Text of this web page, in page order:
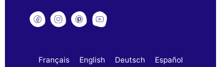
Français English Deutsch Español